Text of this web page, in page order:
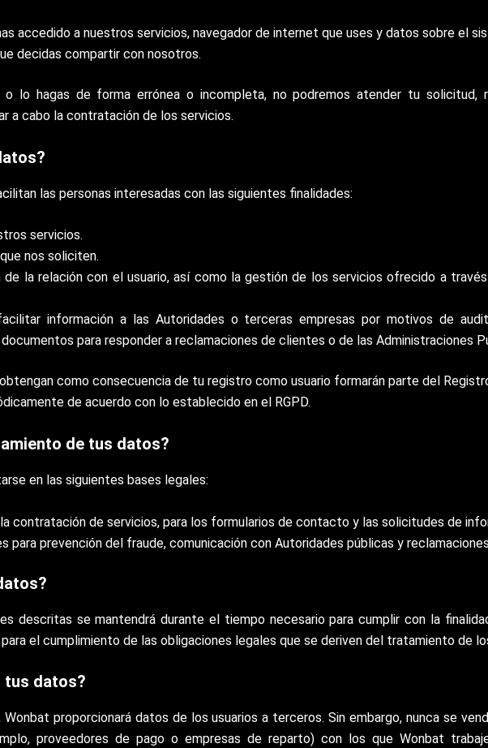
accedido a nuestros servicios, navegador de internet que uses y datos sobre el
decidas compartir con nosotros.
lo hagas de forma errónea o incompleta, no podremos atender tu solicitud,
a cabo la contratación de los servicios.
las personas interesadas con las siguientes finalidades:
servicios.
nos soliciten.
de la relación con el usuario, así como la gestión de los servicios ofrecido a
información a las Autoridades o terceras empresas por motivos de
para responder a reclamaciones de clientes o de las Administraciones
como consecuencia de tu registro como usuario formarán parte del
de acuerdo con lo establecido en el RGPD.
de tus datos?
en las siguientes bases legales:
contratación de servicios, para los formularios de contacto y las solicitudes de
para prevención del fraude, comunicación con Autoridades públicas y
descritas se mantendrá durante el tiempo necesario para cumplir con la
el cumplimiento de las obligaciones legales que se deriven del tratamiento de
tus datos?
Wonbat proporcionará datos de los usuarios a terceros. Sin embargo, nunca se
proveedores de pago o empresas de reparto) con los que Wonbat